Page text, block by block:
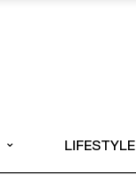
⌄ LIFESTYLE